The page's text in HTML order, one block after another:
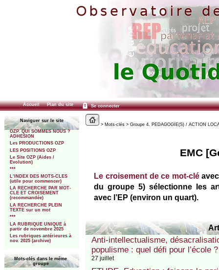
Accueil Plan du site Se connecter
Naviguer sur le site
OZP. QUI SOMMES NOUS ?
ADHESION
Les PRODUCTIONS OZP
LES POSITIONS OZP
Le Site OZP (Aides /
Evolution)
***
L’INDEX DES MOTS-CLES
(utile pour commencer)
LA RECHERCHE PAR MOT-
CLE ET CROISEMENT
(recommandée)
LA RECHERCHE PLEIN
TEXTE sur un mot
***
LA RUBRIQUE UNIQUE à
partir de novembre 2025
Les rubriques antérieures à
nov. 2025 (archive)
Mots-clés dans le même
groupe
> Mots-clés > Groupe 4. PEDAGOGIE(S) / ACTION
EMC
Le croisement de ce mot-cléavec
du groupe 5) sélectionne les
avec l’EP (environ un quart).
Anti-intellectualisme,
populisme : quel défi pour l’école
27 juillet